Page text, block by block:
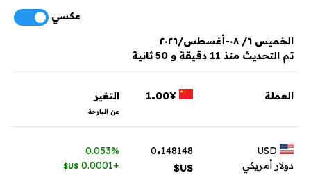
عكسي
الخميس ٦/ ٠٨-أغسطس/٢٠٢٦
تم التحديث منذ 11 دقيقة و 50 ثانية
العملة .00¥ التغير
عن البارحة
دولار أمريكي
0.148148
US$
0.053%
+0.0001
US$